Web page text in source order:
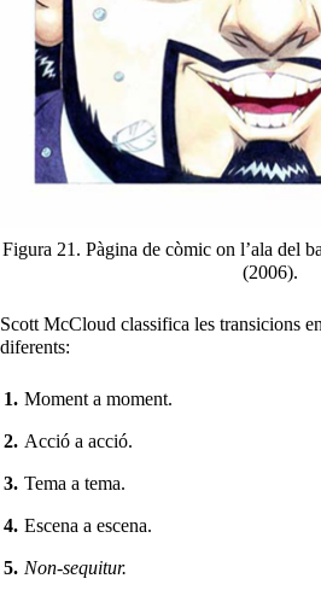
Figura 21. Pàgina de còmic on l’ala del
(2006).
Scott McCloud classifica les transicions
diferents:
Moment a moment.
Acció a acció.
Tema a tema.
Escena a escena.
Non-sequitur.